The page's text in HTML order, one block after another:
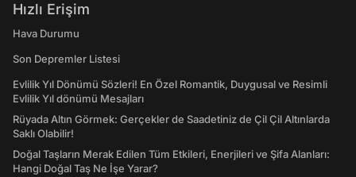
Hızlı Erişim
Hava Durumu
Son Depremler Listesi
Evlilik Yıl Dönümü Sözleri! En Özel Romantik, Duygusal ve Resimli
Evlilik Yıl dönümü Mesajları
Rüyada Altın Görmek: Gerçekler de Saadetiniz de Çil Çil Altınlarda
Saklı Olabilir!
Doğal Taşların Merak Edilen Tüm Etkileri, Enerjileri ve Şifa Alanları:
Hangi Doğal Taş Ne İşe Yarar?